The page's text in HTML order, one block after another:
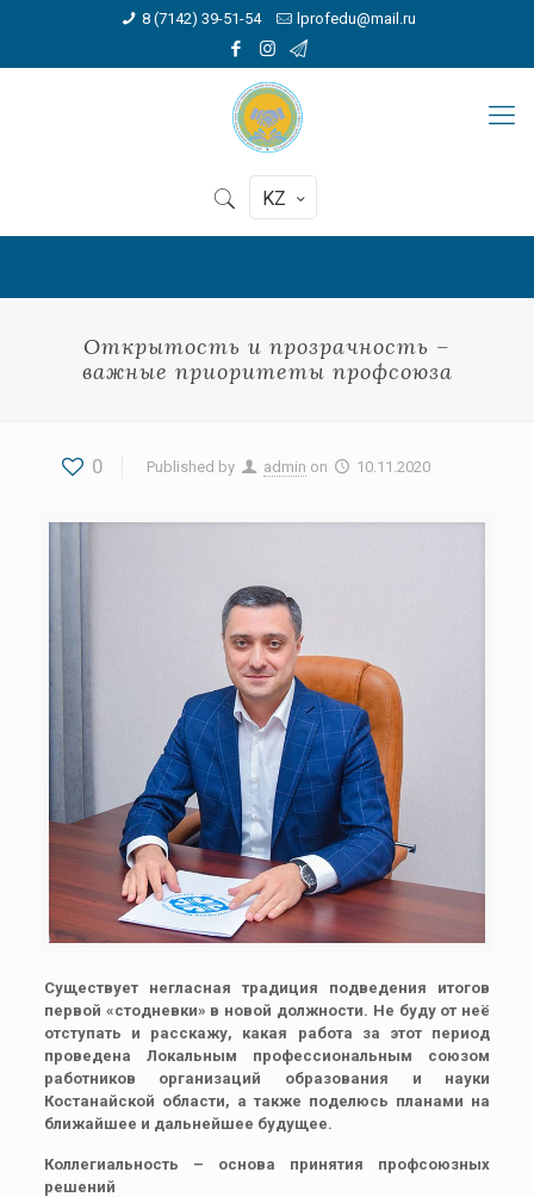
8 (7142) 39-51-54 lprofedu@mail.ru
KZ
Открытость и прозрачность –
важные приоритеты профсоюза
0 Published by admin on 10.11.2020
Существует негласная традиция подведения итогов
первой «стодневки» в новой должности. Не буду от неё
отступать и расскажу, какая работа за этот период
проведена Локальным профессиональным союзом
работников организаций образования и науки
Костанайской области, а также поделюсь планами на
ближайшее и дальнейшее будущее.
Коллегиальность – основа принятия профсоюзных
решений